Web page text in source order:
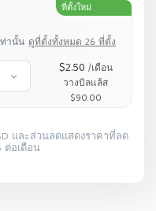
ที่ตั้งใหม่
านั้น ดูที่ตั้งทั้งหมด 26 ที่ตั้ง
$2.50 /เดือน
วางบิลแล้ส
$90.00
ต่อเดือน